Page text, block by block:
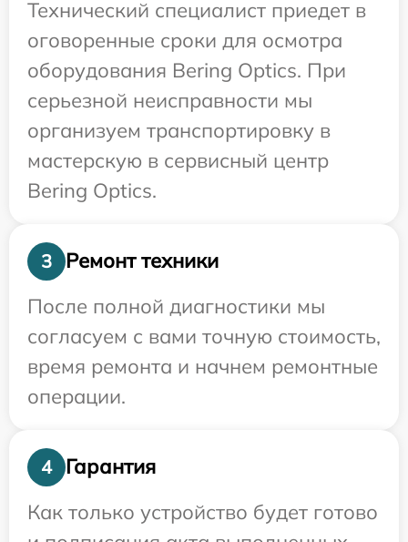
Технический специалист приедет в
оговоренные сроки для осмотра
оборудования Bering Optics. При
серьезной неисправности мы
организуем транспортировку в
мастерскую в сервисный центр
Bering Optics.
3
Ремонт техники
После полной диагностики мы
согласуем с вами точную стоимость,
время ремонта и начнем ремонтные
операции.
4
Гарантия
Как только устройство будет готово